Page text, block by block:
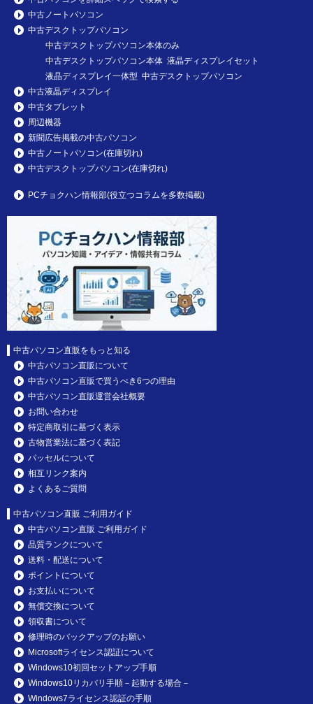
中古ノートパソコン
中古デスクトップパソコン
中古デスクトップパソコン本体のみ
中古デスクトップパソコン本体 液晶ディスプレイセット
液晶ディスプレイ一体型 中古デスクトップパソコン
中古液晶ディスプレイ
中古タブレット
周辺機器
新聞広告掲載の中古パソコン
中古ノートパソコン(在庫切れ)
中古デスクトップパソコン(在庫切れ)
PCチョクハン情報部(役立つコラムを多数掲載)
中古パソコン直販をもっと知る
中古パソコン直販について
中古パソコン直販で買うべき6つの理由
中古パソコン直販運営会社概要
お問い合わせ
特定商取引に基づく表示
古物営業法に基づく表記
パッセルについて
相互リンク案内
よくあるご質問
中古パソコン直販 ご利用ガイド
中古パソコン直販 ご利用ガイド
品質ランクについて
送料・配送について
ポイントについて
お支払いについて
無償交換について
領収書について
修理時のバックアップのお願い
Microsoftライセンス認証について
Windows10初回セットアップ手順
Windows10リカバリ手順－起動する場合－
Windows7ライセンス認証の手順